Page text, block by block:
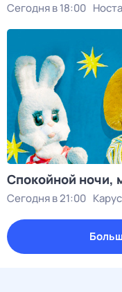
Сегодня в 18:00
Спокойной ночи,
Сегодня в 21:00